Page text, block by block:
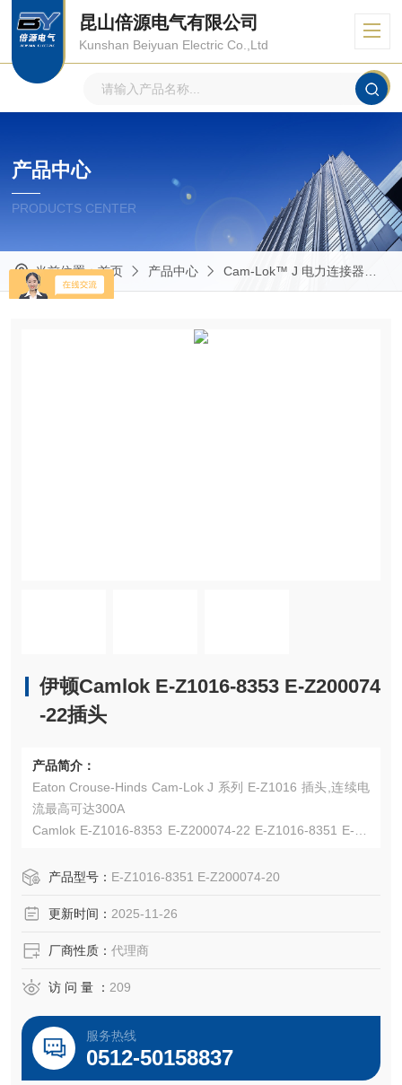
昆山倍源电气有限公司
Kunshan Beiyuan Electric Co.,Ltd
产品中心
PRODUCTS CENTER
当前位置：首页 产品中心 Cam-Lok™ J 电力连接器
伊顿Camlok E-Z1016-8353 E-Z200074
-22插头
产品简介：
Eaton Crouse-Hinds Cam-Lok J 系列 E-Z1016 插头,连续电
流最高可达300A
Camlok E-Z1016-8353 E-Z200074-22 E-Z1016-8351 E-Z2
UL认证E67181,CSA认证LR13963,NEMA 3R
PE),非硫化,600Vac/dc
产品型号： E-Z1016-8351 E-Z200074-20
更新时间： 2025-11-26
厂商性质： 代理商
访 问 量 ： 209
服务热线
0512-50158837